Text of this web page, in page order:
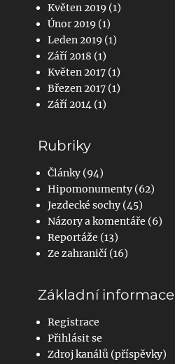
Květen 2019 (1)
Únor 2019 (1)
Leden 2019 (1)
Září 2018 (1)
Květen 2017 (1)
Březen 2017 (1)
Září 2014 (1)
Rubriky
Články (94)
Hipomonumenty (62)
Jezdecké sochy (45)
Názory a komentáře (6)
Reportáže (13)
Ze zahraničí (16)
Základní informace
Registrace
Přihlásit se
Zdroj kanálů (příspěvky)